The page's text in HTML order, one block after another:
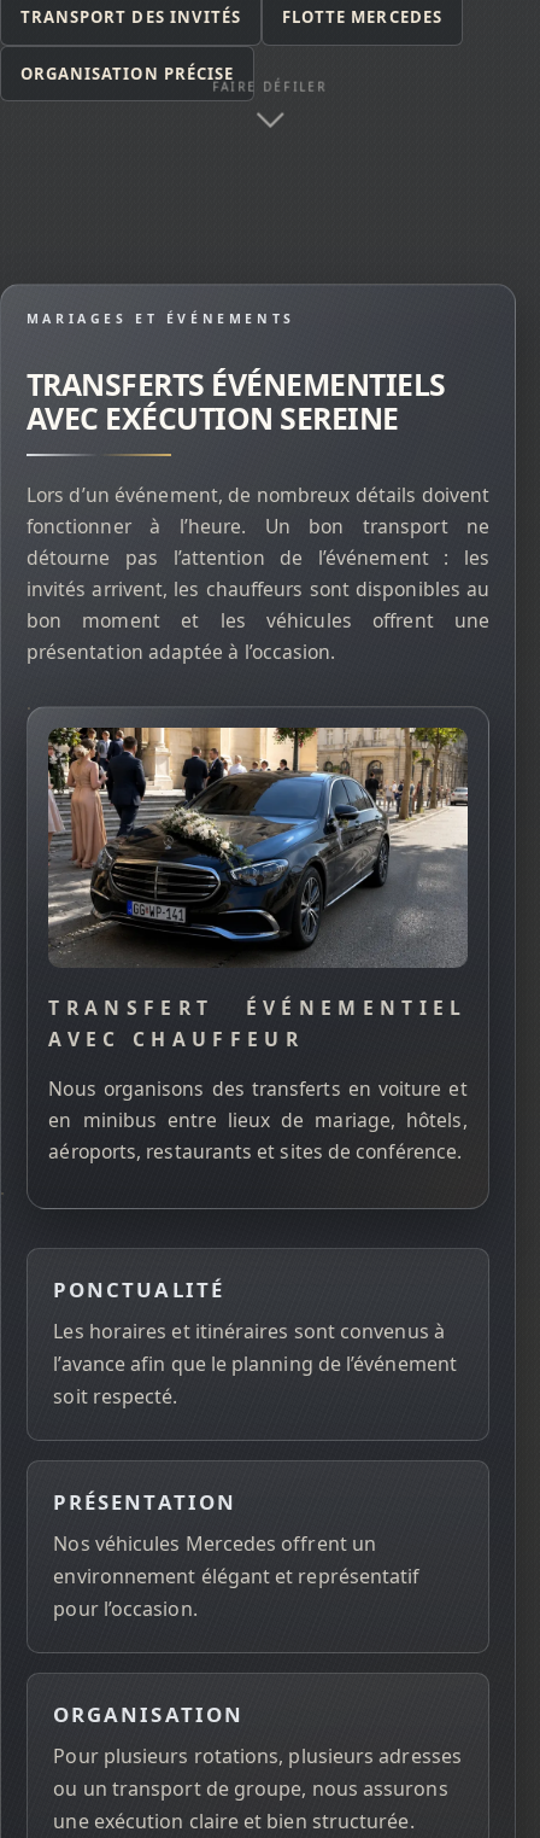
TRANSPORT DES INVITÉS FLOTTE MERCEDES
ORGANISATION PRÉCISEFAIRE DÉFILER
MARIAGES ET ÉVÉNEMENTS
TRANSFERTS ÉVÉNEMENTIELS
AVEC EXÉCUTION SEREINE
Lors d’un événement, de nombreux détails doivent
fonctionner à l’heure. Un bon transport ne
détourne pas l’attention de l’événement : les
invités arrivent, les chauffeurs sont disponibles au
bon moment et les véhicules offrent une
présentation adaptée à l’occasion.
TRANSFERT ÉVÉNEMENTIEL
AVEC CHAUFFEUR
Nous organisons des transferts en voiture et
en minibus entre lieux de mariage, hôtels,
aéroports, restaurants et sites de conférence.
PONCTUALITÉ
Les horaires et itinéraires sont convenus à
l’avance afin que le planning de l’événement
soit respecté.
PRÉSENTATION
Nos véhicules Mercedes offrent un
environnement élégant et représentatif
pour l’occasion.
ORGANISATION
Pour plusieurs rotations, plusieurs adresses
ou un transport de groupe, nous assurons
une exécution claire et bien structurée.